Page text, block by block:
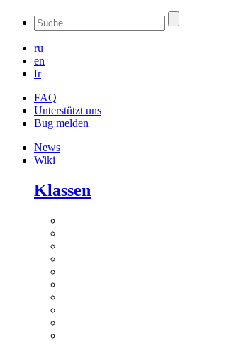
ru
en
fr
FAQ
Unterstützt uns
Bug melden
News
Wiki
Klassen